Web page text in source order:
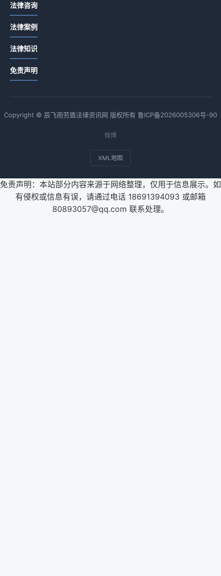
法律咨询
法律案例
法律知识
免责声明
Copyright © 辰飞雨劳盾法律资讯网 版权所有 鲁ICP备2026005306号-90
微博
XML地图
免责声明：本站部分内容来源于网络整理，仅用于信息展示。如
有侵权或信息有误，请通过电话 18691394093 或邮箱
80893057@qq.com 联系处理。